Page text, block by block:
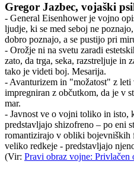
Gregor Jazbec, vojaški
- General Eisenhower je vojno
ljudje, ki se med seboj ne
dobro poznajo, a se pustijo pri
- Orožje ni na svetu zaradi
zato, da trga, seka, razstreljuje in
tako je videti boj. Mesarija.
- Avanturizem in "možatost" z leti
impregniran z občutkom, da je v
mar.
- Javnost ve o vojni toliko in
predstavljajo shizofreno – po eni
romantizirajo v obliki bojevniških
veliko redkeje - predstavljajo
(Vir: Pravi obraz vojne: Privlačen